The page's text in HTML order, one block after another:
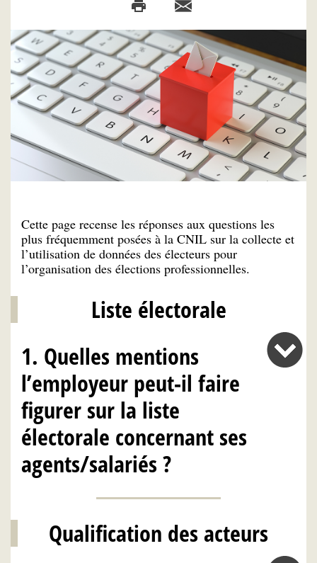
Cette page recense les réponses aux questions les
plus fréquemment posées à la CNIL sur la collecte et
l’utilisation de données des électeurs pour
l’organisation des élections professionnelles.
Liste électorale
1. Quelles mentions
l’employeur peut-il faire
figurer sur la liste
électorale concernant ses
agents/salariés ?
Qualification des acteurs